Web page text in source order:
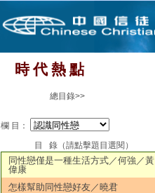
時 代 熱 點
總目錄>>
欄 目：
目 錄（請點擊題目選閱）
同性戀僅是一種生活方式／何強／黃
偉康
怎樣幫助同性戀好友／曉君